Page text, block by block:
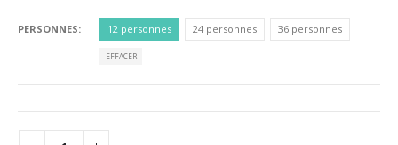
à
349,00€
PERSONNES 12 personnes 24 personnes 36 personnes
EFFACER